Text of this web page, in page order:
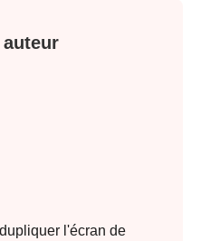
l'écran de